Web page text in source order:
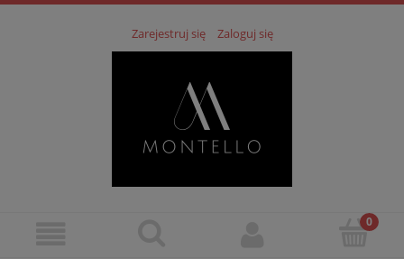
Zarejestruj się Zaloguj się